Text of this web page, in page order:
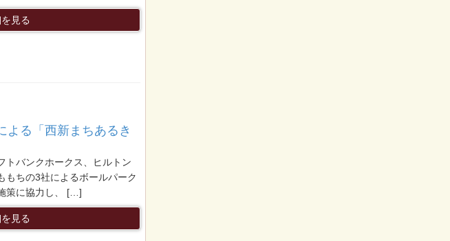
見る
よる「西新まちあるき
トバンクホークス、ヒルトン
もちの3社によるボールパーク
策に協力し、 […]
見る